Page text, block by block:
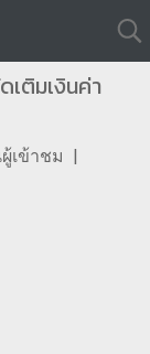
ติมเงินค่า
เข้าชม |